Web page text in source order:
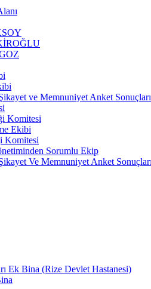
ve Memnuniyet Anket
Komitesi
Ekibi
Komitesi
Sorumlu Ekip
Ve Memnuniyet Anket
Ek Bina (Rize Devlet Hastanesi)